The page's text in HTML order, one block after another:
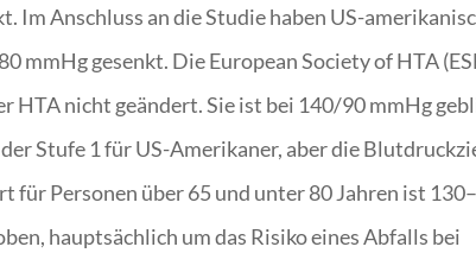
Anschluss an die Studie haben US-
mmHg gesenkt. Die European Society of HTA
nicht geändert. Sie ist bei 140/90 mmHg
Stufe 1 für US-Amerikaner, aber die
Personen über 65 und unter 80 Jahren ist
hauptsächlich um das Risiko eines Abfalls bei